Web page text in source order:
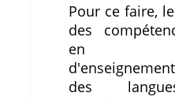
Pour ce faire,
des
en
des